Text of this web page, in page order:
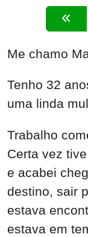
Me chamo
Tenho 32
uma linda
Trabalho
Certa vez
e acabei
destino, sair
estava
estava em